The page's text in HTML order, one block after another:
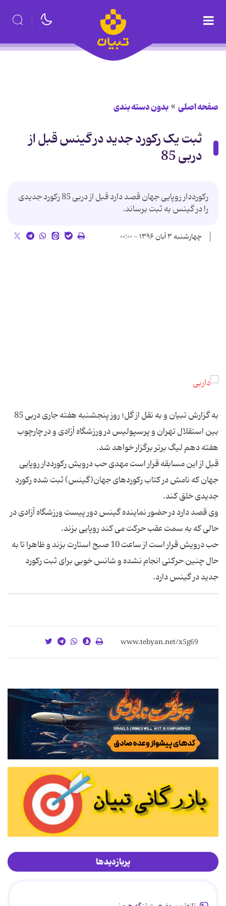
صفحه اصلی بدون دسته بندی
ثبت یک رکورد جدید در گینس قبل از
دربی 85
رکورددار روپایی جهان قصد دارد قبل از دربی 85 رکورد جدیدی
را در گینس به ثبت برساند.
چهارشنبه ۳ آبان ۱۳۹۶ - ۰۰:۰۰
به گزارش تبیان و به نقل از گل؛ روز پنجشنبه هفته جاری دربی 85
بین استقلال تهران و پرسپولیس در ورزشگاه آزادی و در چارچوب
هفته دهم لیگ برتر برگزار خواهد شد.
قبل از این مسابقه قرار است مهدی حب درویش رکورددار روپایی
جهان که نامش در کتاب رکوردهای جهان(گینس) ثبت شده رکورد
جدیدی خلق کند.
وی قصد دارد در حضور نماینده گینس دور پیست ورزشگاه آزادی در
حالی که به سمت عقب حرکت می کند روپایی بزند.
حب درویش قرار است از ساعت 10 صبح استارت بزند و ظاهرا تا به
حال چنین حرکتی انجام نشده و شانس خوبی برای ثبت رکورد
جدید در گینس دارد.
پربازدیدها